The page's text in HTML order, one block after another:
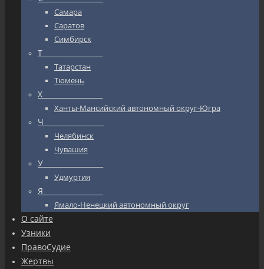
Самара
Саратов
Симбирск
Т_________________
Татарстан
Тюмень
Х_________________
Ханты-Мансийский автономный округ-Югра
Ч_________________
Челябинск
Чувашия
У_________________
Удмуртия
Я_________________
Ямало-Ненецкий автономный округ
О сайте
Узники
ПравоСудие
Жертвы